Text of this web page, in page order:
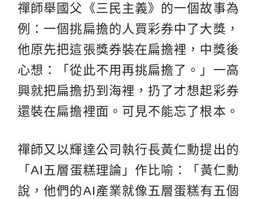
禪師舉國父《三民主義》的一個故事為
例：一個挑扁擔的人買彩券中了大獎，
他原先把這張獎券裝在扁擔裡，中獎後
心想：「從此不用再挑扁擔了。」一高
興就把扁擔扔到海裡，扔了才想起彩券
還裝在扁擔裡面。可見不能忘了根本。
禪師又以輝達公司執行長黃仁勳提出的
「AI五層蛋糕理論」作比喻：「黃仁勳
說，他們的AI產業就像五層蛋糕有五個